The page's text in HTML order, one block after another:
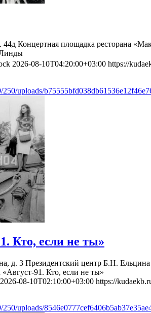
44д Концертная площадка ресторана
2026-08-10T04:20:00+03:00 https://
uploads/
Кто, если не ты»
д. 3 Президентский центр Б.Н.
91. Кто, если не ты»
2026-08-10T02:10:00+03:00 https://
uploads/